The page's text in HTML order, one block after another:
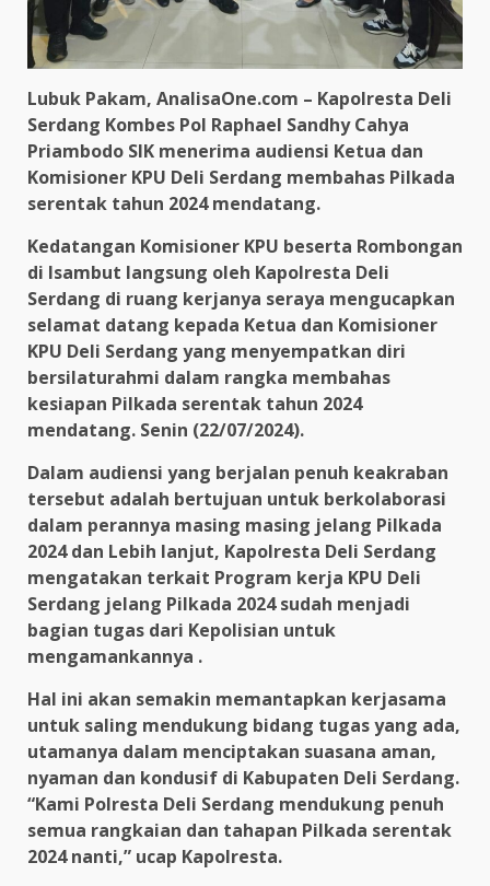
Lubuk Pakam, AnalisaOne.com – Kapolresta Deli
Serdang Kombes Pol Raphael Sandhy Cahya
Priambodo SIK menerima audiensi Ketua dan
Komisioner KPU Deli Serdang membahas Pilkada
serentak tahun 2024 mendatang.
Kedatangan Komisioner KPU beserta Rombongan
di lsambut langsung oleh Kapolresta Deli
Serdang di ruang kerjanya seraya mengucapkan
selamat datang kepada Ketua dan Komisioner
KPU Deli Serdang yang menyempatkan diri
bersilaturahmi dalam rangka membahas
kesiapan Pilkada serentak tahun 2024
mendatang. Senin (22/07/2024).
Dalam audiensi yang berjalan penuh keakraban
tersebut adalah bertujuan untuk berkolaborasi
dalam perannya masing masing jelang Pilkada
2024 dan Lebih lanjut, Kapolresta Deli Serdang
mengatakan terkait Program kerja KPU Deli
Serdang jelang Pilkada 2024 sudah menjadi
bagian tugas dari Kepolisian untuk
mengamankannya .
Hal ini akan semakin memantapkan kerjasama
untuk saling mendukung bidang tugas yang ada,
utamanya dalam menciptakan suasana aman,
nyaman dan kondusif di Kabupaten Deli Serdang.
“Kami Polresta Deli Serdang mendukung penuh
semua rangkaian dan tahapan Pilkada serentak
2024 nanti,” ucap Kapolresta.